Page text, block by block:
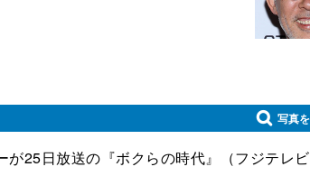
写真
25日放送の『ボクらの時代』（フジテレ